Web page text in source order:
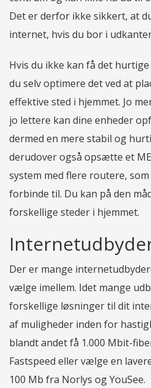
Det er derfor ikke sikkert, at
internet, hvis du bor i
Hvis du ikke kan få det
du selv optimere det ved at
effektive sted i hjemmet. Jo
jo lettere kan dine enheder
dermed en mere stabil og
derudover også opsætte et
system med flere routere,
forbinde til. Du kan på den
forskellige steder i hjemmet.
Der er mange
vælge imellem. Idet mange
forskellige løsninger til dit
af muligheder inden for
blandt andet få 1.000 Mbit-
Fastspeed eller vælge en
100 Mb fra Norlys og YouSee.